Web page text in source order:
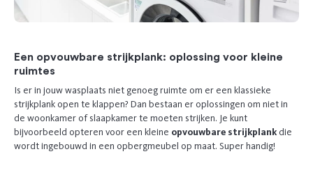
Een opvouwbare strijkplank: oplossing voor kleine
ruimtes
Is er in jouw wasplaats niet genoeg ruimte om er een klassieke
strijkplank open te klappen? Dan bestaan er oplossingen om niet in
de woonkamer of slaapkamer te moeten strijken. Je kunt
bijvoorbeeld opteren voor een kleine opvouwbare strijkplank die
wordt ingebouwd in een opbergmeubel op maat. Super handig!